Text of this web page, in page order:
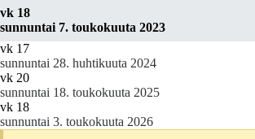
vk 18
sunnuntai 7. toukokuuta 2023
vk 17
sunnuntai 28. huhtikuuta 2024
vk 20
sunnuntai 18. toukokuuta 2025
vk 18
sunnuntai 3. toukokuuta 2026